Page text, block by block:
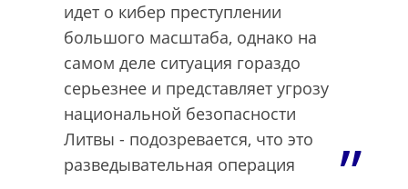
идет о кибер преступлении
большого масштаба, однако на
самом деле ситуация гораздо
серьезнее и представляет угрозу
национальной безопасности
Литвы - подозревается, что это
разведывательная операция